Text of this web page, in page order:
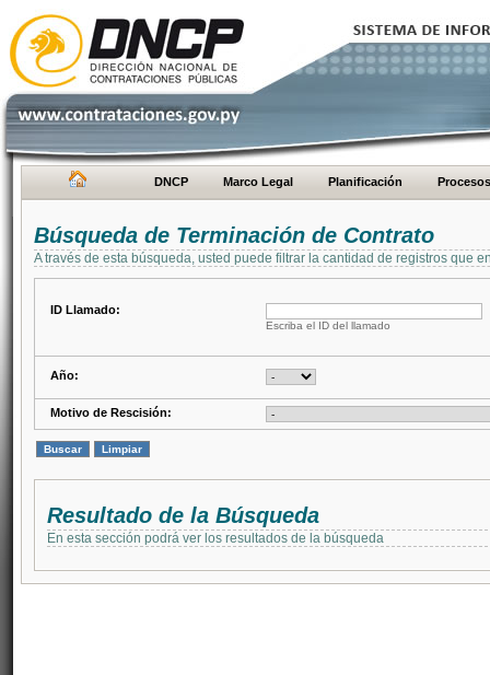
DNCP Marco Legal Planificación Procesos
Búsqueda de Terminación de Contrato
A través de esta búsqueda, usted puede filtrar la cantidad de registros que
ID Llamado:
Escriba el ID del llamado
Año:
Motivo de Rescisión:
Resultado de la Búsqueda
En esta sección podrá ver los resultados de la búsqueda